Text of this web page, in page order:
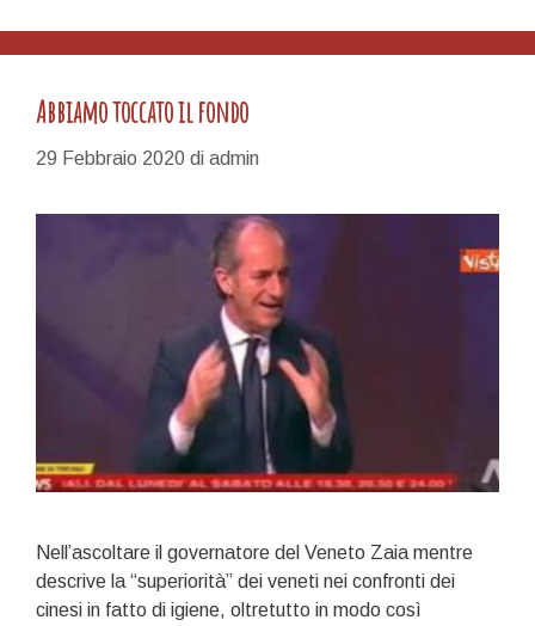
Abbiamo toccato il fondo
29 Febbraio 2020 di admin
Nell’ascoltare il governatore del Veneto Zaia mentre
descrive la “superiorità” dei veneti nei confronti dei
cinesi in fatto di igiene, oltretutto in modo così